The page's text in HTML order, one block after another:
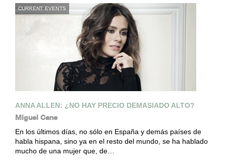
CURRENT EVENTS
ANNA ALLEN: ¿NO HAY PRECIO DEMASIADO ALTO?
Miguel Cane
En los últimos días, no sólo en España y demás países de
habla hispana, sino ya en el resto del mundo, se ha hablado
mucho de una mujer que, de…